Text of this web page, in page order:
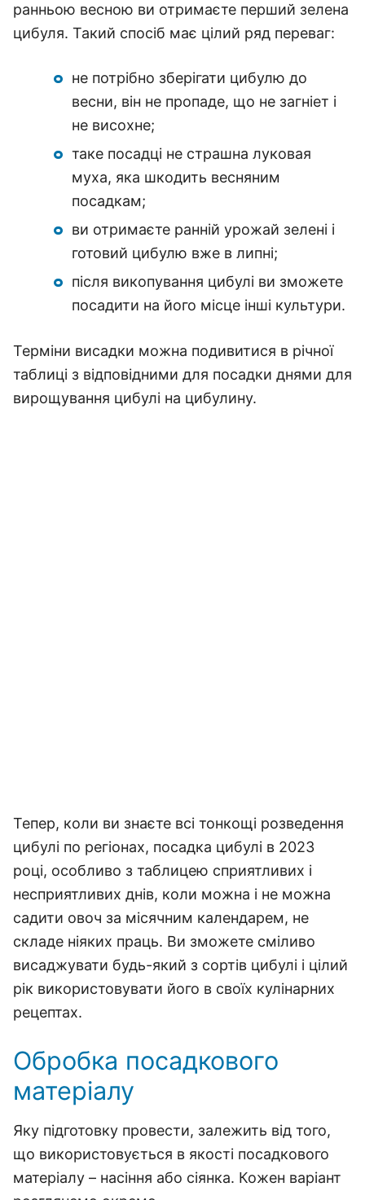
ранньою весною ви отримаєте перший зелена
цибуля. Такий спосіб має цілий ряд переваг:
не потрібно зберігати цибулю до
весни, він не пропаде, що не загніет і
не висохне;
таке посадці не страшна луковая
муха, яка шкодить весняним
посадкам;
ви отримаєте ранній урожай зелені і
готовий цибулю вже в липні;
після викопування цибулі ви зможете
посадити на його місце інші культури.
Терміни висадки можна подивитися в річної
таблиці з відповідними для посадки днями для
вирощування цибулі на цибулину.
Тепер, коли ви знаєте всі тонкощі розведення
цибулі по регіонах, посадка цибулі в 2023
році, особливо з таблицею сприятливих і
несприятливих днів, коли можна і не можна
садити овоч за місячним календарем, не
складе ніяких праць. Ви зможете сміливо
висаджувати будь-який з сортів цибулі і цілий
рік використовувати його в своїх кулінарних
рецептах.
Обробка посадкового
матеріалу
Яку підготовку провести, залежить від того,
що використовується в якості посадкового
матеріалу – насіння або сіянка. Кожен варіант